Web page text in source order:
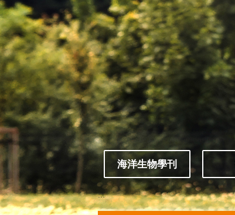
跳到主要內容區塊
海洋生物學刊
:::